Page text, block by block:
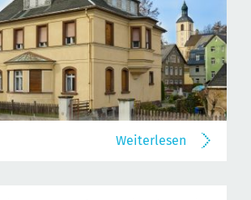
Weiterlesen